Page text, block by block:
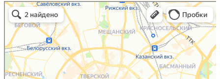
Упаковали Онлайн в Москве
Москва